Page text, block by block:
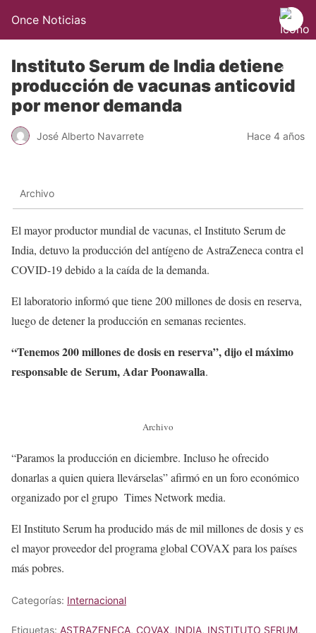
Once Noticias
Instituto Serum de India detiene
producción de vacunas anticovid
por menor demanda
José Alberto Navarrete Hace 4 años
Archivo
El mayor productor mundial de vacunas, el Instituto Serum de
India, detuvo la producción del antígeno de AstraZeneca contra el
COVID-19 debido a la caída de la demanda.
El laboratorio informó que tiene 200 millones de dosis en reserva,
luego de detener la producción en semanas recientes.
“Tenemos 200 millones de dosis en reserva”, dijo el máximo
responsable de Serum, Adar Poonawalla.
Archivo
“Paramos la producción en diciembre. Incluso he ofrecido
donarlas a quien quiera llevárselas” afirmó en un foro económico
organizado por el grupo Times Network media.
El Instituto Serum ha producido más de mil millones de dosis y es
el mayor proveedor del programa global COVAX para los países
más pobres.
Categorías: Internacional
Etiquetas: ASTRAZENECA, COVAX, INDIA, INSTITUTO SERUM,